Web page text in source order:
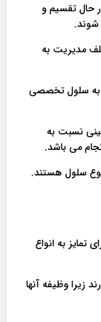
حال تقسیم و
شوند.
مدیریت به
به سلول تخصصی
نسبت به
می باشد.
سلول هستند.
تمایز به انواع
زیرا وظیفه آنها